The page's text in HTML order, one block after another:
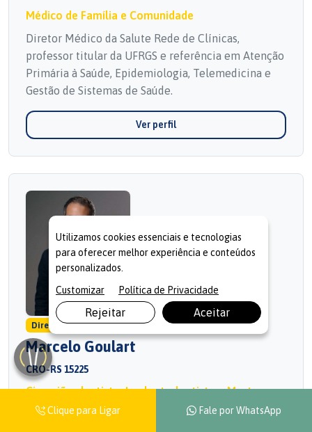
Médico de Família e Comunidade
Diretor Médico da Salute Rede de Clínicas,
professor titular da UFRGS e referência em Atenção
Primária à Saúde, Epidemiologia, Telemedicina e
Gestão de Sistemas de Saúde.
Ver perfil
Diretor de Odontologia
Marcelo Goulart
CRO-RS 15225
Cirurgião-dentista, Implantodontista e Mestre em
PróteseClique para Ligar Fale por WhatsApp
Utilizamos cookies essenciais e tecnologias
para oferecer melhor experiência e conteúdos
personalizados.
Customizar
Política de Privacidade
Rejeitar Aceitar